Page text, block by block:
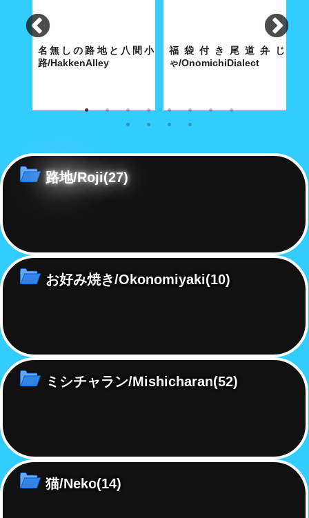
名無しの路地と八間小
路/HakkenAlley
奥深い路地の真ん中に大きな空
福袋付き尾道弁じ
ゃ/OnomichiDialect
経済合理性が優先する現代社会
路地/Roji(27)
お好み焼き/Okonomiyaki(10)
ミシチャラン/Mishicharan(52)
猫/Neko(14)